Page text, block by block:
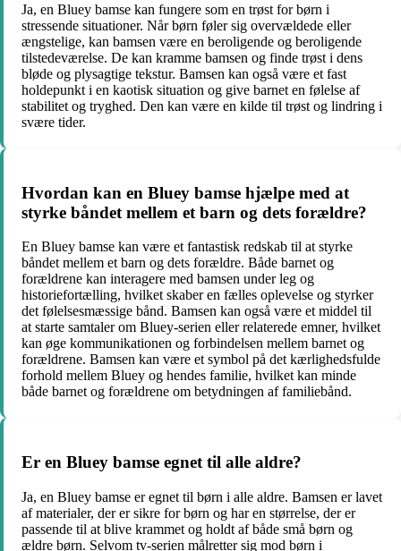
Ja, en Bluey bamse kan fungere som en trøst for børn i
stressende situationer. Når børn føler sig overvældede eller
ængstelige, kan bamsen være en beroligende og beroligende
tilstedeværelse. De kan kramme bamsen og finde trøst i dens
bløde og plysagtige tekstur. Bamsen kan også være et fast
holdepunkt i en kaotisk situation og give barnet en følelse af
stabilitet og tryghed. Den kan være en kilde til trøst og lindring i
svære tider.
Hvordan kan en Bluey bamse hjælpe med at
styrke båndet mellem et barn og dets forældre?
En Bluey bamse kan være et fantastisk redskab til at styrke
båndet mellem et barn og dets forældre. Både barnet og
forældrene kan interagere med bamsen under leg og
historiefortælling, hvilket skaber en fælles oplevelse og styrker
det følelsesmæssige bånd. Bamsen kan også være et middel til
at starte samtaler om Bluey-serien eller relaterede emner, hvilket
kan øge kommunikationen og forbindelsen mellem barnet og
forældrene. Bamsen kan være et symbol på det kærlighedsfulde
forhold mellem Bluey og hendes familie, hvilket kan minde
både barnet og forældrene om betydningen af familiebånd.
Er en Bluey bamse egnet til alle aldre?
Ja, en Bluey bamse er egnet til børn i alle aldre. Bamsen er lavet
af materialer, der er sikre for børn og har en størrelse, der er
passende til at blive krammet og holdt af både små børn og
ældre børn. Selvom tv-serien målretter sig mod børn i